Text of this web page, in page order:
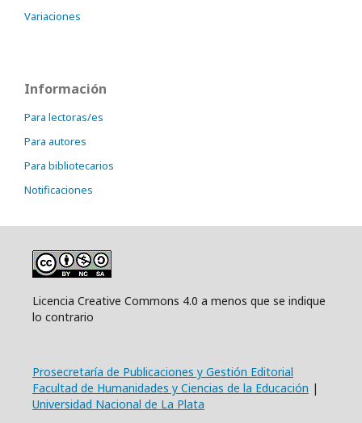
Variaciones
Información
Para lectoras/es
Para autores
Para bibliotecarios
Notificaciones
Licencia Creative Commons 4.0 a menos que se indique
lo contrario
Prosecretaría de Publicaciones y Gestión Editorial
Facultad de Humanidades y Ciencias de la Educación |
Universidad Nacional de La Plata